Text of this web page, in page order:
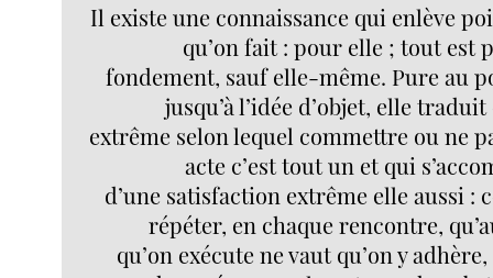
Il existe une connaissance qui enlève
qu’on fait : pour elle ; tout est
fondement, sauf elle-même. Pure au
jusqu’à l’idée d’objet, elle
extrême selon lequel commettre ou ne
acte c’est tout un et qui
d’une satisfaction extrême elle aussi :
répéter, en chaque rencontre,
qu’on exécute ne vaut qu’on y